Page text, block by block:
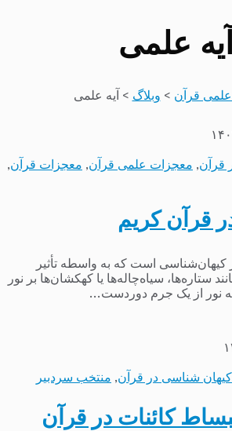
آیه علمی
قرآن > وبلاگ > آیه علمی
قرآن, معجزات علمی قرآن, معجزات قرآن,
قرآن کریم
کیهان‌شناسی است که به واسطه تأثیر
ستاره‌ها، سیاه‌چاله‌ها یا کهکشان‌ها بر نور
نور از یک جرم دوردست...
کیهان شناسی در قرآن, منتخب سردبیر
کائنات در قرآن